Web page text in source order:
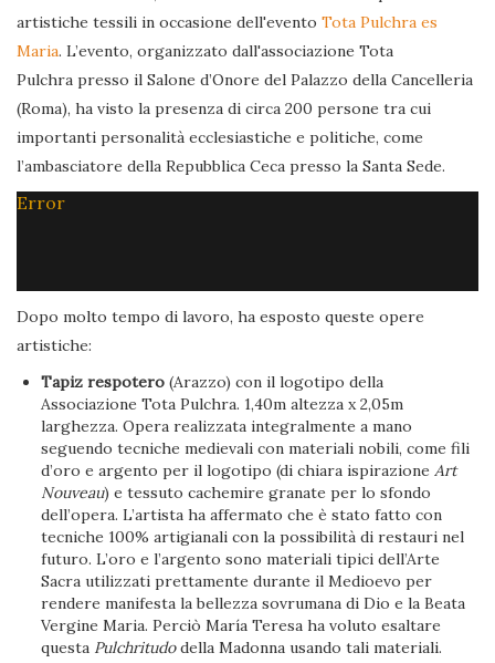
artistiche tessili in occasione dell'evento Tota Pulchra es
Maria. L’evento, organizzato dall'associazione Tota
Pulchra presso il Salone d’Onore del Palazzo della Cancelleria
(Roma), ha visto la presenza di circa 200 persone tra cui
importanti personalità ecclesiastiche e politiche, come
l’ambasciatore della Repubblica Ceca presso la Santa Sede.
Error
Dopo molto tempo di lavoro, ha esposto queste opere
artistiche:
Tapiz respotero (Arazzo) con il logotipo della
Associazione Tota Pulchra. 1,40m altezza x 2,05m
larghezza. Opera realizzata integralmente a mano
seguendo tecniche medievali con materiali nobili, come fili
d’oro e argento per il logotipo (di chiara ispirazioneArt
Nouveau) e tessuto cachemire granate per lo sfondo
dell’opera. L’artista ha affermato che è stato fatto con
tecniche 100% artigianali con la possibilità di restauri nel
futuro. L’oro e l’argento sono materiali tipici dell’Arte
Sacra utilizzati prettamente durante il Medioevo per
rendere manifesta la bellezza sovrumana di Dio e la Beata
Vergine Maria. Perciò María Teresa ha voluto esaltare
questa Pulchritudodella Madonna usando tali materiali.